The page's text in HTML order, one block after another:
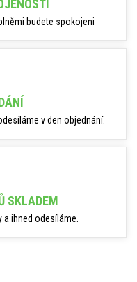
budete spokojeni
v den objednání.
SKLADEM
ihned odesíláme.